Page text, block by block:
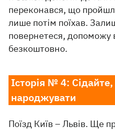
переконався, що
лише потім поїхав.
повернетеся, допоможу
безкоштовно.
Історія № 4:
народжувати
Поїзд Київ – Львів. Ще